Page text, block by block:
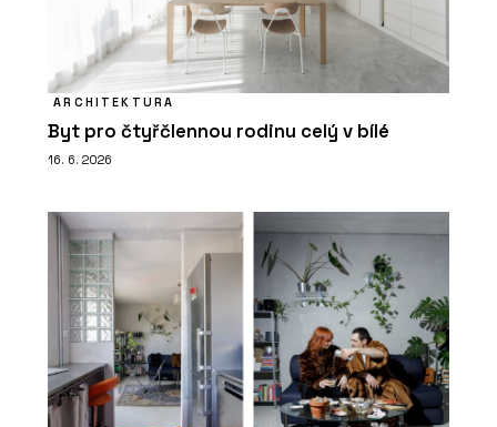
ARCHITEKTURA
Byt pro čtyřčlennou rodinu celý v bílé
16. 6. 2026